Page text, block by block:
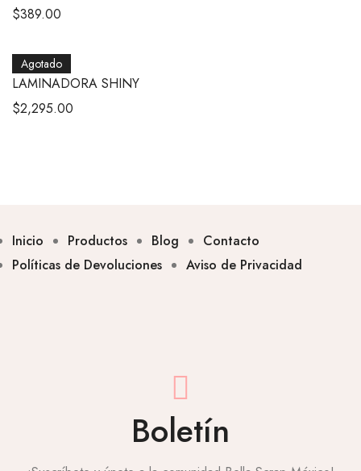
$389.00
Agotado
LAMINADORA SHINY
$2,295.00
Inicio Productos Blog
Contacto
Políticas de Devoluciones
Aviso de Privacidad
Boletín